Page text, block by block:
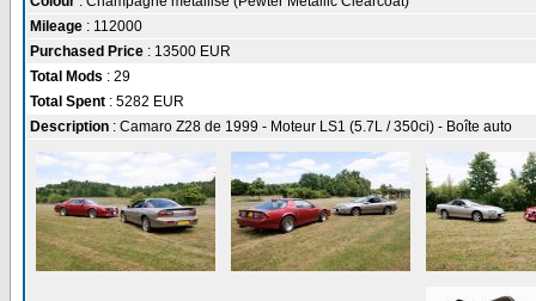
Mileage : 112000
Purchased Price : 13500 EUR
Total Mods : 29
Total Spent : 5282 EUR
Description : Camaro Z28 de 1999 - Moteur LS1 (5.7L / 350ci) - Boîte auto